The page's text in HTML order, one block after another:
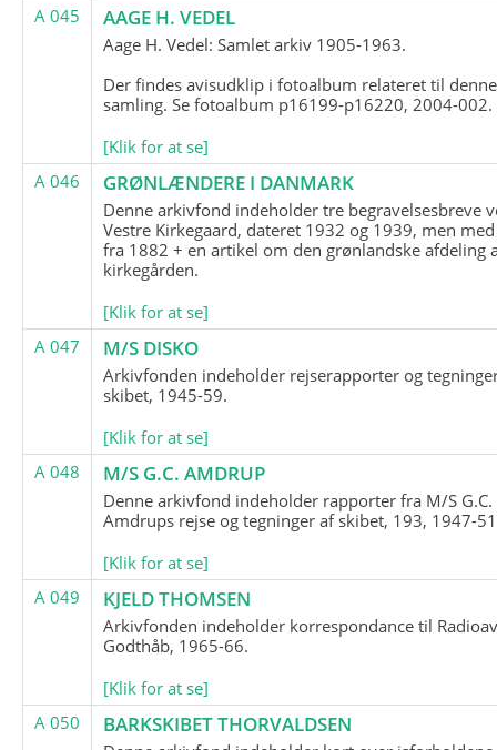
A 045
AAGE H. VEDEL
Aage H. Vedel: Samlet arkiv 1905-1963.
Der findes avisudklip i fotoalbum relateret til denne
samling. Se fotoalbum p16199-p16220, 2004-002.
[Klik for at se]
A 046
GRØNLÆNDERE I DANMARK
Denne arkivfond indeholder tre begravelsesbreve
Vestre Kirkegaard, dateret 1932 og 1939, men
fra 1882 + en artikel om den grønlandske afdeling
kirkegården.
[Klik for at se]
A 047
M/S DISKO
Arkivfonden indeholder rejserapporter og
skibet, 1945-59.
[Klik for at se]
A 048
M/S G.C. AMDRUP
Denne arkivfond indeholder rapporter fra M/S G.C.
Amdrups rejse og tegninger af skibet, 193, 1947-
[Klik for at se]
A 049
KJELD THOMSEN
Arkivfonden indeholder korrespondance til
Godthåb, 1965-66.
[Klik for at se]
A 050
BARKSKIBET THORVALDSEN